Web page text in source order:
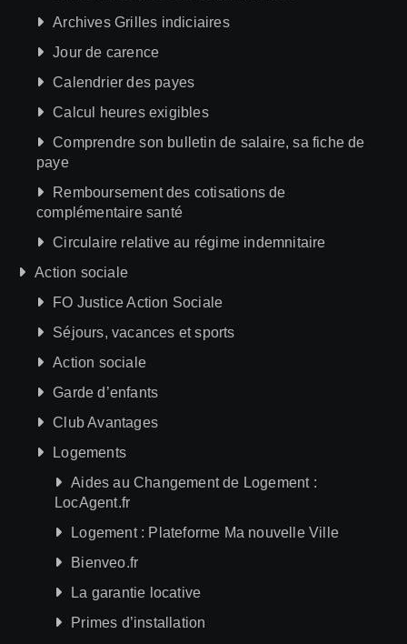
Archives Grilles indiciaires
Jour de carence
Calendrier des payes
Calcul heures exigibles
Comprendre son bulletin de salaire, sa fiche de
paye
Remboursement des cotisations de
complémentaire santé
Circulaire relative au régime indemnitaire
Action sociale
FO Justice Action Sociale
Séjours, vacances et sports
Action sociale
Garde d’enfants
Club Avantages
Logements
Aides au Changement de Logement :
LocAgent.fr
Logement : Plateforme Ma nouvelle Ville
Bienveo.fr
La garantie locative
Primes d’installation